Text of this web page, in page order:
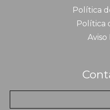
Política
Política
Aviso